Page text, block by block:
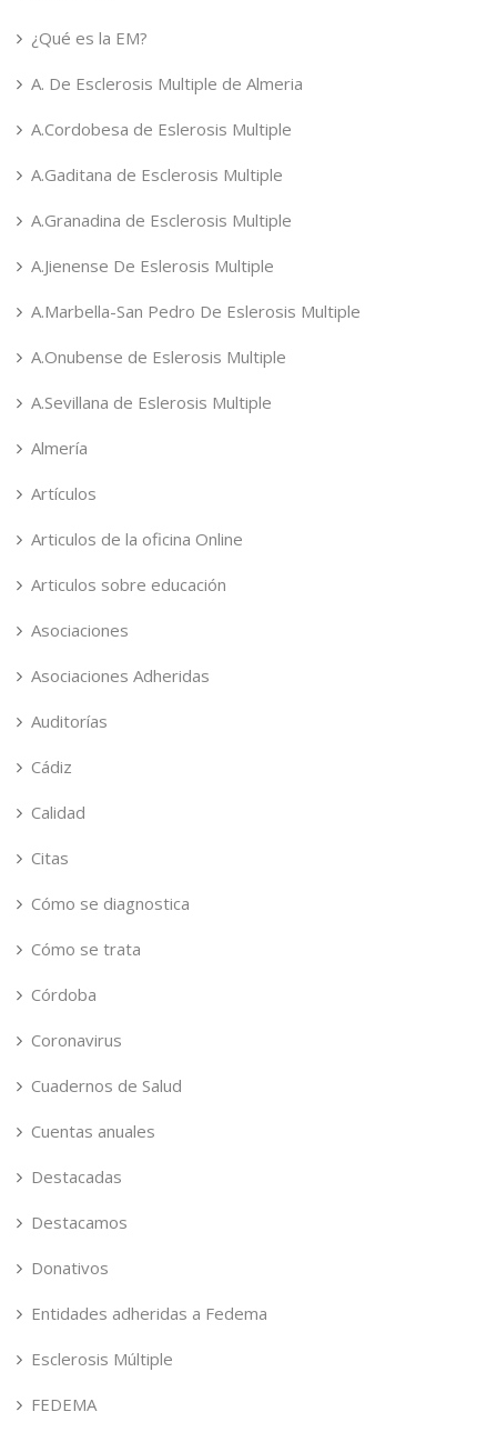
¿Qué es la EM?
A. De Esclerosis Multiple de Almeria
A.Cordobesa de Eslerosis Multiple
A.Gaditana de Esclerosis Multiple
A.Granadina de Esclerosis Multiple
A.Jienense De Eslerosis Multiple
A.Marbella-San Pedro De Eslerosis Multiple
A.Onubense de Eslerosis Multiple
A.Sevillana de Eslerosis Multiple
Almería
Artículos
Articulos de la oficina Online
Articulos sobre educación
Asociaciones
Asociaciones Adheridas
Auditorías
Cádiz
Calidad
Citas
Cómo se diagnostica
Cómo se trata
Córdoba
Coronavirus
Cuadernos de Salud
Cuentas anuales
Destacadas
Destacamos
Donativos
Entidades adheridas a Fedema
Esclerosis Múltiple
FEDEMA